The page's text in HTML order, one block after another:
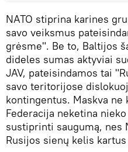
NATO stiprina karines
savo veiksmus
grėsme". Be to, Baltijos
dideles sumas aktyviai
JAV, pateisindamos tai
savo teritorijose
kontingentus. Maskva ne
Federacija neketina
sustiprinti saugumą, nes
Rusijos sienų kelis